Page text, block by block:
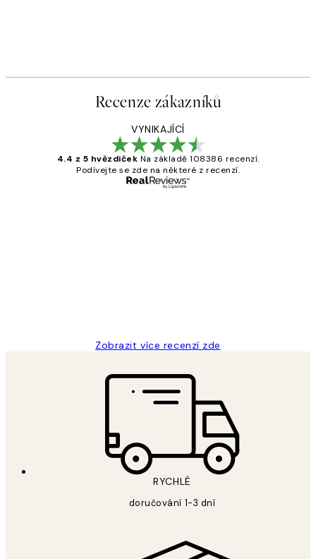
Recenze zákazníků
VYNIKAJÍCÍ
4.4 z 5 hvězdiček Na základě 108386 recenzí.
Podívejte se zde na některé z recenzí.
Zobrazit více recenzí zde
RYCHLÉ
doručování 1-3 dní